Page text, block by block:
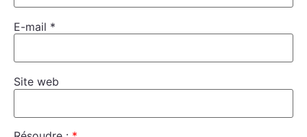
E-mail *
Site web